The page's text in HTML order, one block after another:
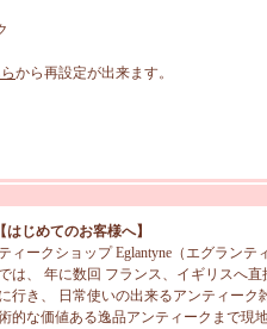
から再設定が出来ます。
【はじめてのお客様へ】
ィークショップ Eglantyne（エグランテ
は、 年に数回 フランス、イギリスへ直
行き、 日常使いの出来るアンティーク
的な価値ある逸品アンティークまで現